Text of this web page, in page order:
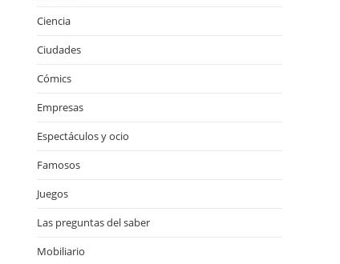
Ciencia
Ciudades
Cómics
Empresas
Espectáculos y ocio
Famosos
Juegos
Las preguntas del saber
Mobiliario